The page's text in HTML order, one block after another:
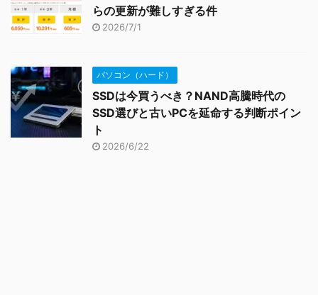
らの更新が難しすぎる件
2026/7/1
パソコン（ハード）
SSDは今買うべき？NAND高騰時代の
SSD選びと古いPCを延命する判断ポイン
ト
2026/6/22